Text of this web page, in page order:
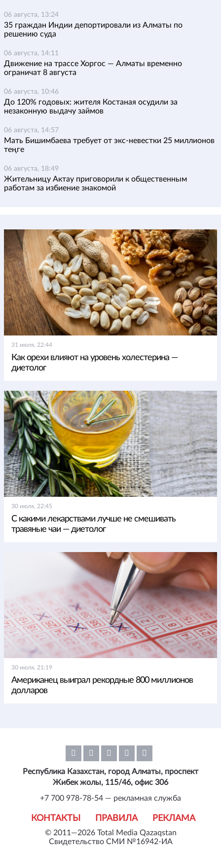
06 августа, 13:24
35 граждан Индии депортировали из Алматы по
решению суда
06 августа, 14:11
Движение на трассе Хоргос — Алматы временно
ограничат 8 августа
06 августа, 10:46
До 120% годовых: жителя Костаная осудили за
незаконную выдачу займов
06 августа, 14:57
Мать Бишимбаева требует от экс-невестки 25 миллионов
теңге
06 августа, 18:49
Жительницу Актау приговорили к общественным
работам за избиение знакомой
31 июля, 22:44
Как орехи влияют на уровень холестерина —
диетолог
30 июля, 22:45
С какими лекарствами лучше не смешивать
травяные чаи — диетолог
30 июля, 21:19
Американец выиграл рекордные 800 миллионов
долларов
© 2011—2026 Total Media Qazaqstan
Свидетельство СМИ №16942-ИА
КОНТАКТЫ ПРАВИЛА РЕКЛАМА
Республика Казахстан, город Алматы, проспект
Жибек жолы, 115/46, офис 306
+7 700 978-78-54 — рекламная служба